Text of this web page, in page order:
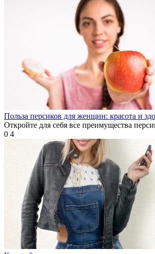
Польза персиков для женщин: красота и
Откройте для себя все преимущества
0 4